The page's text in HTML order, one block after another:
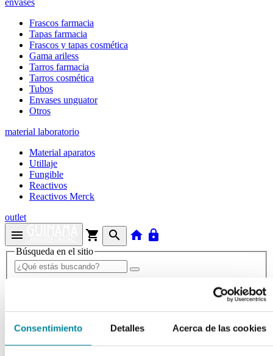
Consentimiento Detalles Acerca de las cookies
Frascos farmacia
Tapas farmacia
Frascos y tapas cosmética
Gama ariless
Tarros farmacia
Tarros cosmética
Tubos
Envases unguator
Otros
material laboratorio
Material aparatos
Utillaje
Fungible
Reactivos
Reactivos Merck
outlet
menu shopping_cart search home lock
Búsqueda en el sitio
Ficha de producto